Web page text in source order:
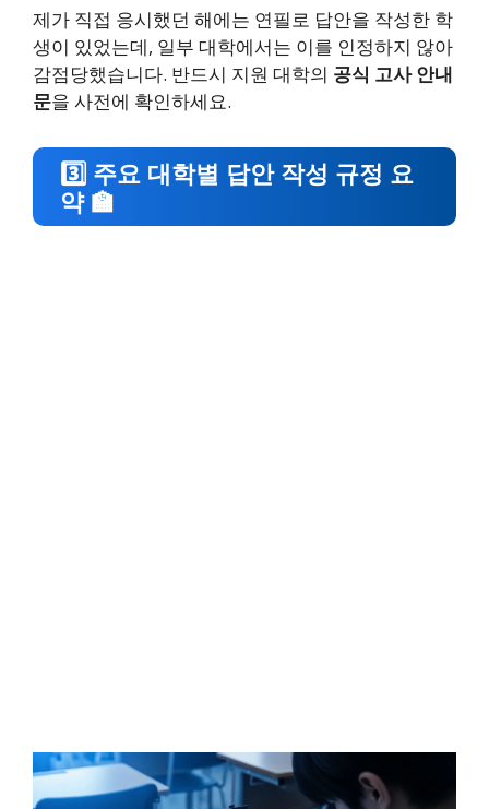
제가 직접 응시했던 해에는 연필로 답안을 작성한 학
생이 있었는데, 일부 대학에서는 이를 인정하지 않아
감점당했습니다. 반드시 지원 대학의 공식 고사 안내
문을 사전에 확인하세요.
3️⃣ 주요 대학별 답안 작성 규정 요
약 🏫